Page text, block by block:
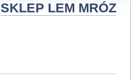
SKLEP LEM MRÓZ